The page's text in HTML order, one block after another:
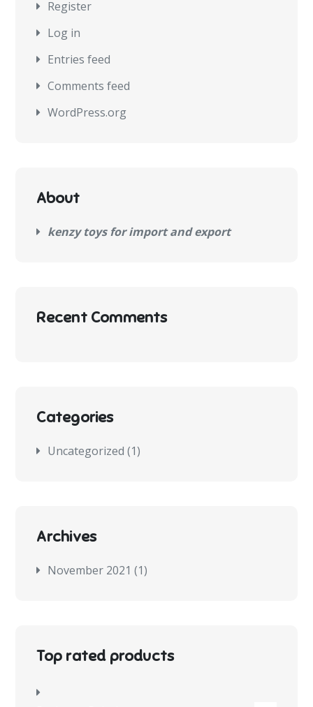
Register
Log in
Entries feed
Comments feed
WordPress.org
About
kenzy toys for import and export
Recent Comments
Categories
Uncategorized (1)
Archives
November 2021 (1)
Top rated products